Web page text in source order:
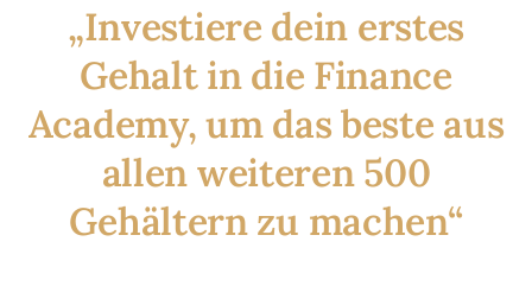
„Investiere dein erstes
Gehalt in die Finance
Academy, um das beste aus
allen weiteren 500
Gehältern zu machen“